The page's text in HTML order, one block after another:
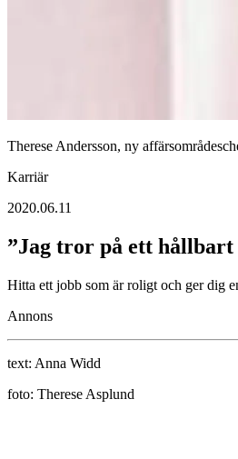
Therese Andersson, ny
Karriär
2020.06.11
”Jag tror på ett hållbart
Hitta ett jobb som är roligt och ger dig
Annons
text: Anna Widd
foto: Therese Asplund